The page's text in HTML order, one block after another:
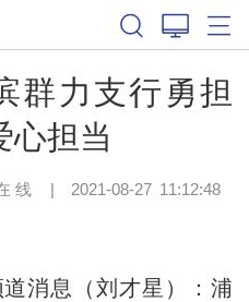
群力支行勇担
心担当
线 | 2021-08-27 11:12:48
消息（刘才星）：浦